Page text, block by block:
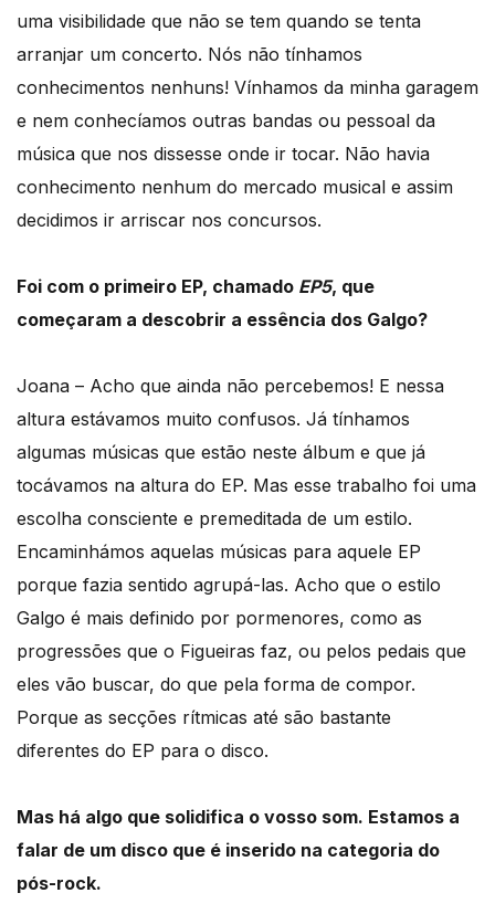
uma visibilidade que não se tem quando se tenta
arranjar um concerto. Nós não tínhamos
conhecimentos nenhuns! Vínhamos da minha garagem
e nem conhecíamos outras bandas ou pessoal da
música que nos dissesse onde ir tocar. Não havia
conhecimento nenhum do mercado musical e assim
decidimos ir arriscar nos concursos.
Foi com o primeiro EP, chamado EP5, que
começaram a descobrir a essência dos Galgo?
Joana – Acho que ainda não percebemos! E nessa
altura estávamos muito confusos. Já tínhamos
algumas músicas que estão neste álbum e que já
tocávamos na altura do EP. Mas esse trabalho foi uma
escolha consciente e premeditada de um estilo.
Encaminhámos aquelas músicas para aquele EP
porque fazia sentido agrupá-las. Acho que o estilo
Galgo é mais definido por pormenores, como as
progressões que o Figueiras faz, ou pelos pedais que
eles vão buscar, do que pela forma de compor.
Porque as secções rítmicas até são bastante
diferentes do EP para o disco.
Mas há algo que solidifica o vosso som. Estamos a
falar de um disco que é inserido na categoria do
pós-rock.